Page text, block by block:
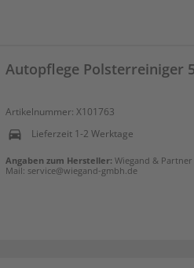
Autopflege Polsterreiniger
Artikelnummer: X101763
directions_car Lieferzeit 1-2 Werktage
Angaben zum Hersteller: Wiegand &
Mail: service@wiegand-gmbh.de